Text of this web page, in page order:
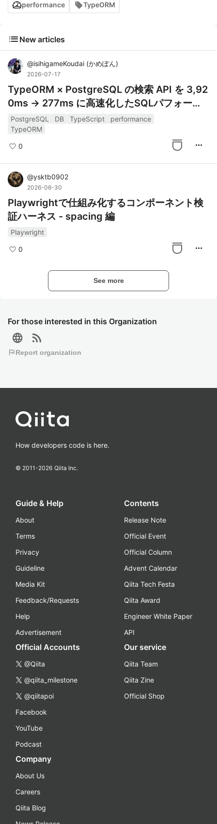
For those interested in this Organization
language rss_feed
flagReport organization
performance TypeORM
list New articles
@isihigameKoudai (かめぽん)
2026-07-17
TypeORM × PostgreSQL の検索 API を 3,92
0ms → 277ms に高速化したSQLパフォーマ
ン改善備忘録
PostgreSQL DB TypeScript
performance
TypeORM
0 more_horiz
@ysktb0902
2026-06-30
Playwrightで仕組み化するコンポーネント検
証ハーネス - spacing 編
Playwright
0 more_horiz
See more
How developers code is here.
© 2011-2026 Qiita Inc.
Guide & Help
About
Terms
Privacy
Guideline
Media Kit
Feedback/Requests
Help
Advertisement
Contents
Release Note
Official Event
Official Column
Advent Calendar
Qiita Tech Festa
Qiita Award
Engineer White Paper
API
Official Accounts
@Qiita
@qiita_milestone
@qiitapoi
Facebook
YouTube
Podcast
Our service
Qiita Team
Qiita Zine
Official Shop
Company
About Us
Careers
Qiita Blog